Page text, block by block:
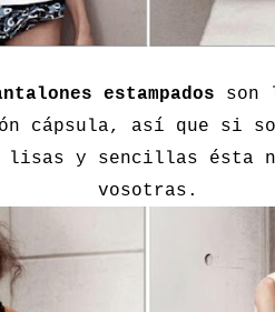
estampados son
cápsula, así que si
lisas y sencillas ésta
vosotras.